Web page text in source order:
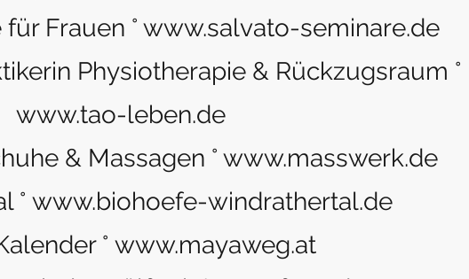
Frauen ° www.salvato-seminare.de
Physiotherapie & Rückzugsraum °
www.tao-leben.de
& Massagen ° www.masswerk.de
° www.biohoefe-windrathertal.de
° www.mayaweg.at